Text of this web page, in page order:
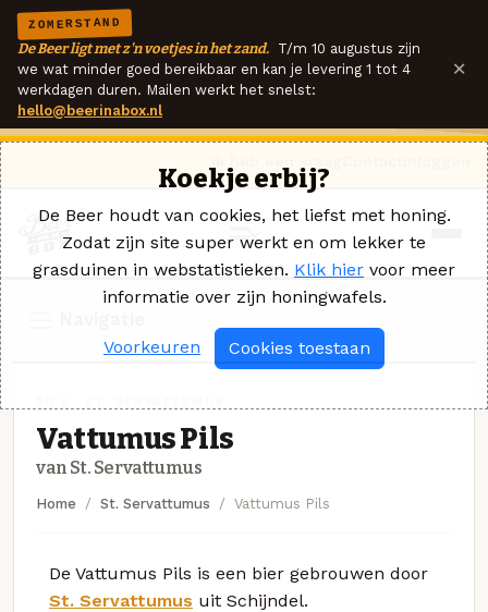
ZOMERSTAND
De Beer ligt met z'n voetjes in het zand. T/m 10 augustus zijn
we wat minder goed bereikbaar en kan je levering 1 tot 4
werkdagen duren. Mailen werkt het snelst:
hello@beerinabox.nl
×
Vattumus Pils
van St. Servattumus
Home St. Servattumus Vattumus Pils
De Vattumus Pils is een bier gebrouwen door
St. Servattumus uit Schijndel.
Koekje erbij?
De Beer houdt van cookies, het liefst met honing.
Zodat zijn site super werkt en om lekker te
grasduinen in webstatistieken. Klik hier voor meer
informatie over zijn honingwafels.
Voorkeuren Cookies toestaan